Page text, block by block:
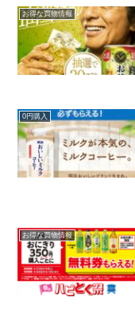
お得な買物情報
0円購入
お得な買物情報